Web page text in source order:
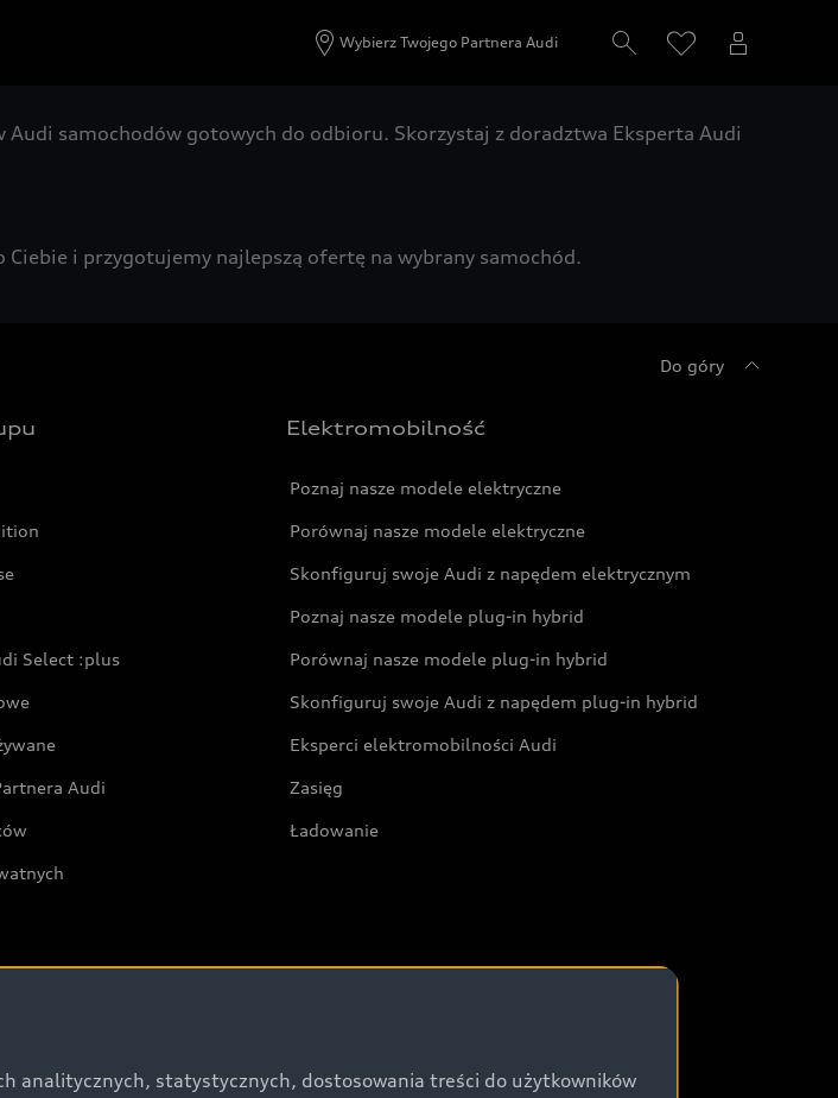
Wybierz Twojego Partnera Audi
Audi samochodów gotowych do odbioru. Skorzystaj z doradztwa Eksperta Audi
i przygotujemy najlepszą ofertę na wybrany samochód.
Do góry
Select :plus
Audi
Elektromobilność
Poznaj nasze modele elektryczne
Porównaj nasze modele elektryczne
Skonfiguruj swoje Audi z napędem elektrycznym
Poznaj nasze modele plug-in hybrid
Porównaj nasze modele plug-in hybrid
Skonfiguruj swoje Audi z napędem plug-in hybrid
Eksperci elektromobilności Audi
Zasięg
Ładowanie
analitycznych, statystycznych, dostosowania treści do użytkowników